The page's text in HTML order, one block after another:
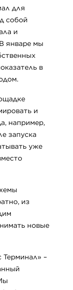
для
собой
и
январе мы
в
и
например,
запуска
уже
из
новые
–